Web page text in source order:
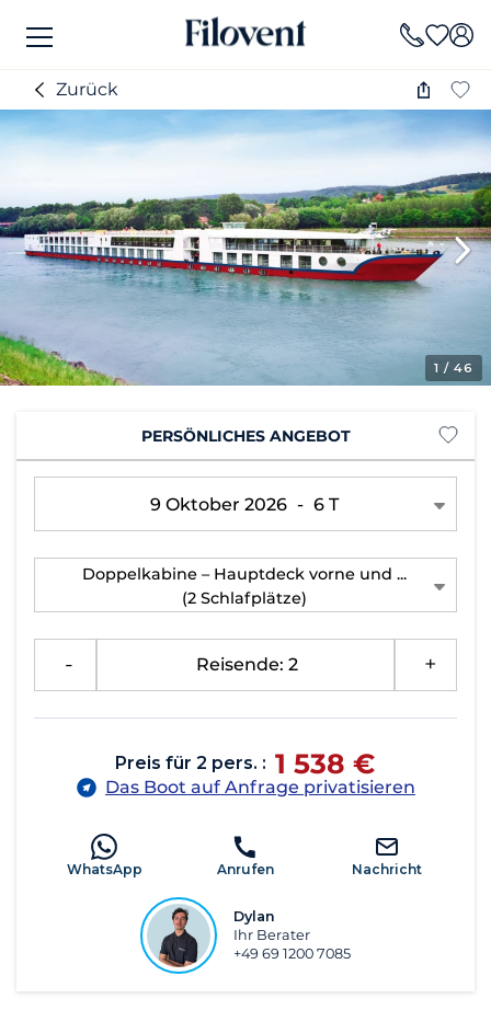
Zurück
1 / 46
PERSÖNLICHES ANGEBOT
9 Oktober 2026 - 6 T
Doppelkabine – Hauptdeck vorne und ...
(2 Schlafplätze)
Reisende: 2
Preis für 2 pers. : 1 538 €
Das Boot auf Anfrage privatisieren
WhatsApp Anrufen Nachricht
Dylan
Ihr Berater
+49 69 1200 7085